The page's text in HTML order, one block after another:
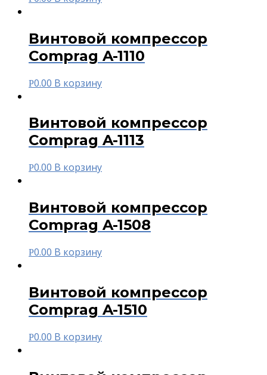
Винтовой компрессор
Comprag A-1110
Р0.00 В корзину
Винтовой компрессор
Comprag A-1113
Р0.00 В корзину
Винтовой компрессор
Comprag A-1508
Р0.00 В корзину
Винтовой компрессор
Comprag A-1510
Р0.00 В корзину